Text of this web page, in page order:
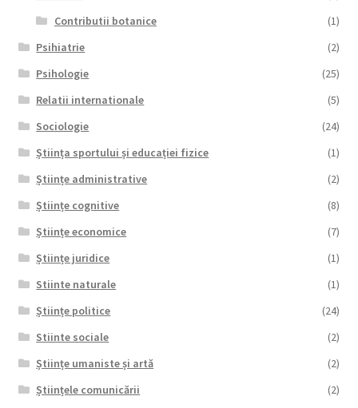
Contributii botanice
(1)
Psihiatrie
(2)
Psihologie
(25)
Relatii internationale
(5)
Sociologie
(24)
Știința sportului și educației fizice
(1)
Științe administrative
(2)
Științe cognitive
(8)
Științe economice
(7)
Științe juridice
(1)
Stiinte naturale
(1)
Științe politice
(24)
Stiinte sociale
(2)
Științe umaniste și artă
(2)
Științele comunicării
(2)